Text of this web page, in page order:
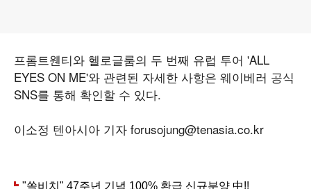
프롬트웬티와 헬로글룸의 두 번째 유럽 투어 'ALL
EYES ON ME'와 관련된 자세한 사항은 웨이베러 공식
SNS를 통해 확인할 수 있다.
이소정 텐아시아 기자 forusojung@tenasia.co.kr